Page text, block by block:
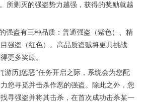
所剿灭的强盗势力越强，获得的奖励就越
强盗有三种品质：普通强盗（紫色）、精
强盗（红色）。高品质盗贼将更具挑战
更多奖励。
游历]惩恶”任务开启之际，系统会为您配
您寻觅并击杀作恶的强盗。除此之外，您
寻强盗并将其击杀，在首次成功击杀某一